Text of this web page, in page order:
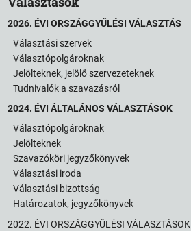
2026. ÉVI ORSZÁGGYŰLÉSI VÁLASZTÁS
Választási szervek
Választópolgároknak
Jelölteknek, jelölő szervezeteknek
Tudnivalók a szavazásról
2024. ÉVI ÁLTALÁNOS VÁLASZTÁSOK
Választópolgároknak
Jelölteknek
Szavazóköri jegyzőkönyvek
Választási iroda
Választási bizottság
Határozatok, jegyzőkönyvek
2022. ÉVI ORSZÁGGYŰLÉSI VÁLASZTÁSOK